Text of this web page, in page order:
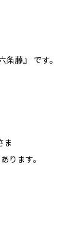
条藤』 です。
ま
ります。